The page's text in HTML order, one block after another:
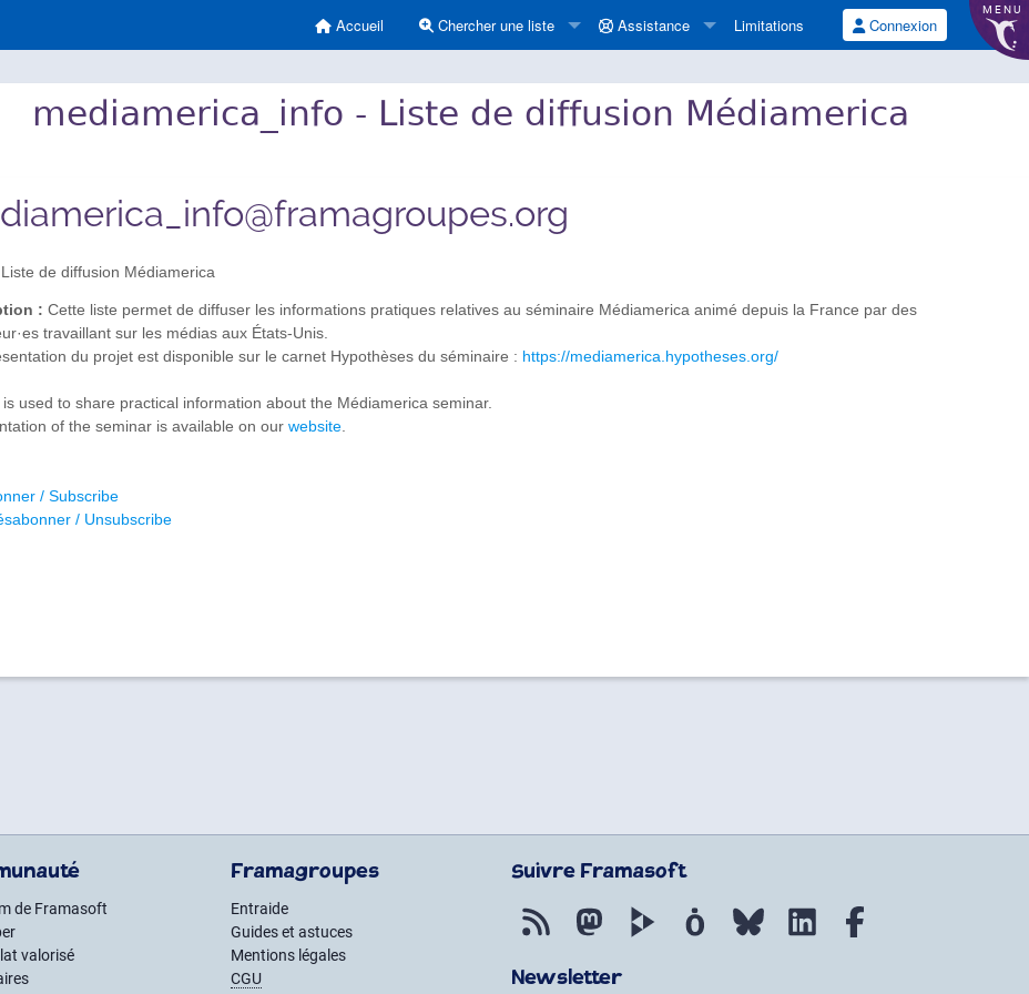
MENU
Accueil Chercher une liste Assistance Limitations Connexion
mediamerica_info - Liste de diffusion Médiamerica
Liste de diffusion Médiamerica
: Cette liste permet de diffuser les informations pratiques relatives au séminaire Médiamerica animé depuis la France par des
travaillant sur les médias aux États-Unis.
du projet est disponible sur le carnet Hypothèses du séminaire : https://mediamerica.hypotheses.org/
used to share practical information about the Médiamerica seminar.
of the seminar is available on our website.
/ Subscribe
/ Unsubscribe
de Framasoft
valorisé
Framagroupes
Entraide
Guides et astuces
Mentions légales
CGU
Suivre Framasoft
Flux RSS MastodonPeerTube Mobilizon Bluesky LinkedIn
Newsletter